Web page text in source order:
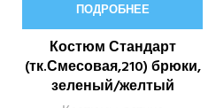
ПОДРОБНЕЕ
Костюм Стандарт
(тк.Смесовая,210) брюки,
зеленый/желтый